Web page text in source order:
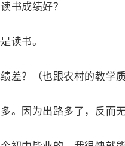
成绩好？
读书。
？（也跟农村的教学质
因为出路多了，反而无